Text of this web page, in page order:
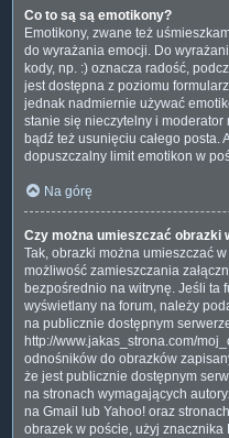
Co to są są emotikony?
Emotikony, zwane też
do wyrażania emocji. Do
kody, np. :) oznacza radość,
jest dostępna z poziomu
jednak nadmiernie używać
stanie się nieczytelny i
bądź też usunięciu całego posta.
dopuszczalny limit emotikon w
Na górę
Czy można umieszczać obrazki
Tak, obrazki można umieszczać
możliwość zamieszczania
bezpośrednio na witrynę. Jeśli ta
wyświetlany na forum, należy
na publicznie dostępnym
http://www.jakas_strona.com/
odnośników do obrazków
że jest publicznie dostępnym
na stronach wymagających
na Gmail lub Yahoo! oraz
obrazek w poście, użyj znacznika